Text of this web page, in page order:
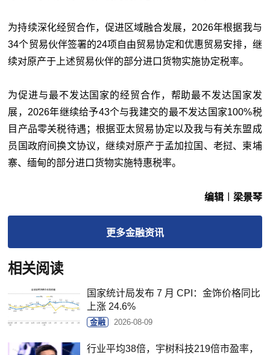
为持续深化经贸合作，促进区域融合发展，2026年根据我与
34个贸易伙伴签署的24项自由贸易协定和优惠贸易安排，继
续对原产于上述贸易伙伴的部分进口货物实施协定税率。
为促进与最不发达国家的经贸合作，帮助最不发达国家发
展，2026年继续给予43个与我建交的最不发达国家100%税
目产品零关税待遇；根据亚太贸易协定以及我与有关东盟成
员国政府间换文协议，继续对原产于孟加拉国、老挝、柬埔
寨、缅甸的部分进口货物实施特惠税率。
编辑︱梁景琴
更多金融资讯
相关阅读
国家统计局发布 7 月 CPI：金饰价格同比
上涨 24.6%
金融 2026-08-09
行业平均38倍，宇树科技219倍市盈率，